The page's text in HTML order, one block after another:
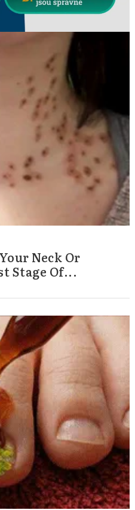
Neck Or
Stage Of...